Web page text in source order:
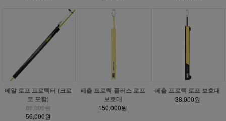
베알 로프 프로텍터 (크로
코 포함)
80,000원
56,000원
페츨 프로텍 플러스 로프
보호대
150,000원
페츨 프로텍 로프 보호대
38,000원